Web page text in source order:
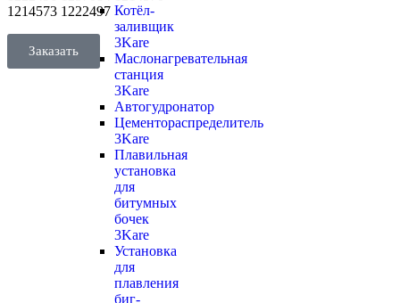
Котёл-
заливщик
3Kare
Маслонагревательная
станция
3Kare
Автогудронатор
Цементораспределитель
3Kare
Плавильная
установка
для
битумных
бочек
3Kare
Установка
для
плавления
биг-
1214573 1222497
Заказать